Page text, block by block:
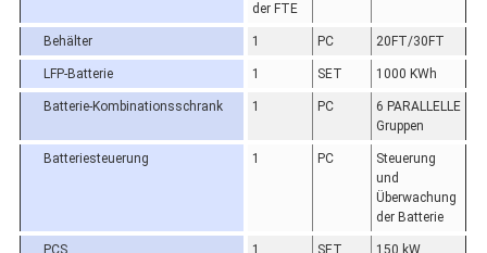
der FTE
Behälter 1 PC 20FT/30FT
LFP-Batterie 1 SET 1000 KWh
Batterie-Kombinationsschrank 1 PC
6 PARALLELLE
Gruppen
Batteriesteuerung 1 PC
Steuerung
und
Überwachung
der Batterie